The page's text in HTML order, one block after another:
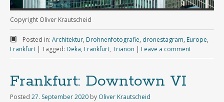
Copyright Oliver Krautscheid
Posted in: Architektur, Drohnenfotografie, dronestagram, Europe,
Frankfurt | Tagged: Deka, Frankfurt, Trianon | Leave a comment
Frankfurt: Downtown VI
Posted 27. September 2020 by Oliver Krautscheid